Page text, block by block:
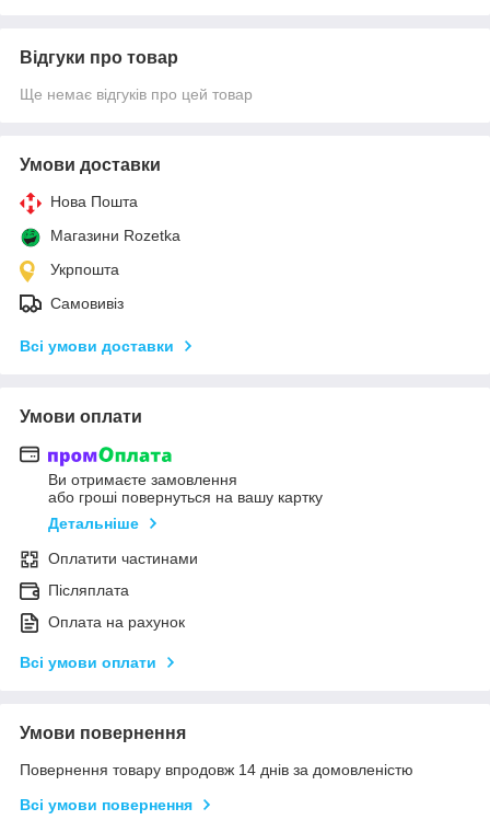
Відгуки про товар
Ще немає відгуків про цей товар
Умови доставки
Нова Пошта
Магазини Rozetka
Укрпошта
Самовивіз
Всі умови доставки
Умови оплати
Ви отримаєте замовлення
або гроші повернуться на вашу картку
Детальніше
Оплатити частинами
Післяплата
Оплата на рахунок
Всі умови оплати
Умови повернення
Повернення товару впродовж 14 днів за домовленістю
Всі умови повернення